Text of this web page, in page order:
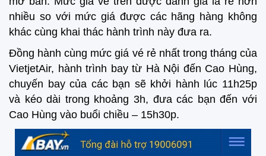
nhiều so với mức giá được các hãng hàng không
khác cùng khai thác hành trình này đưa ra.
Đồng hành cùng mức giá vé rẻ nhất trong tháng của
VietjetAir, hành trình bay từ Hà Nội đến Cao Hùng,
chuyến bay của các bạn sẽ khởi hành lúc 11h25p
và kéo dài trong khoảng 3h, đưa các bạn đến với
Cao Hùng vào buổi chiều – 15h30p.